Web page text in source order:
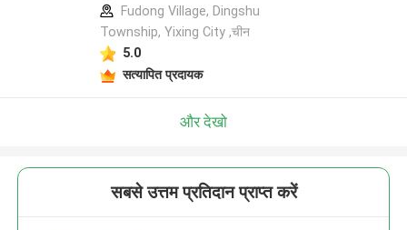
Fudong Village, Dingshu
Township, Yixing City ,चीन
5.0
सत्यापित प्रदायक
और देखो
सबसे उत्तम प्रतिदान प्राप्त करें